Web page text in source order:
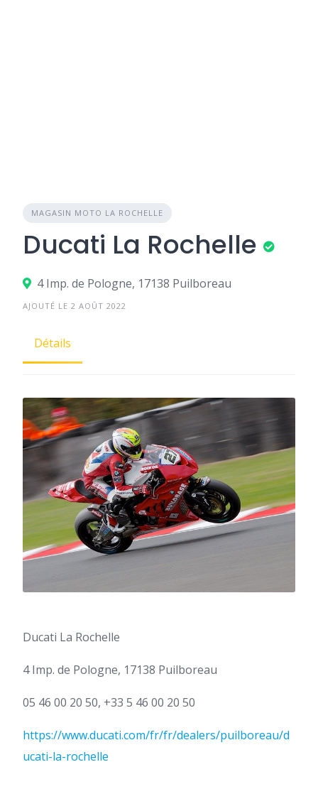
MAGASIN MOTO LA ROCHELLE
Ducati La Rochelle
4 Imp. de Pologne, 17138 Puilboreau
AJOUTÉ LE 2 AOÛT 2022
Détails
Ducati La Rochelle
4 Imp. de Pologne, 17138 Puilboreau
05 46 00 20 50, +33 5 46 00 20 50
https://www.ducati.com/fr/fr/dealers/puilboreau/d
ucati-la-rochelle